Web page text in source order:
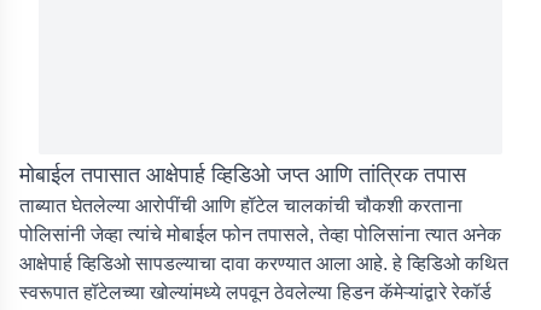
मोबाईल तपासात आक्षेपार्ह व्हिडिओ जप्त आणि तांत्रिक तपास
ताब्यात घेतलेल्या आरोपींची आणि हॉटेल चालकांची चौकशी करताना
पोलिसांनी जेव्हा त्यांचे मोबाईल फोन तपासले, तेव्हा पोलिसांना त्यात अनेक
आक्षेपार्ह व्हिडिओ सापडल्याचा दावा करण्यात आला आहे. हे व्हिडिओ कथित
स्वरूपात हॉटेलच्या खोल्यांमध्ये लपवून ठेवलेल्या हिडन कॅमेऱ्यांद्वारे रेकॉर्ड